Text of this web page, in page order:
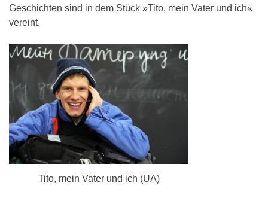
Geschichten sind in dem Stück »Tito, mein Vater und ich«
vereint.
Tito, mein Vater und ich (UA)